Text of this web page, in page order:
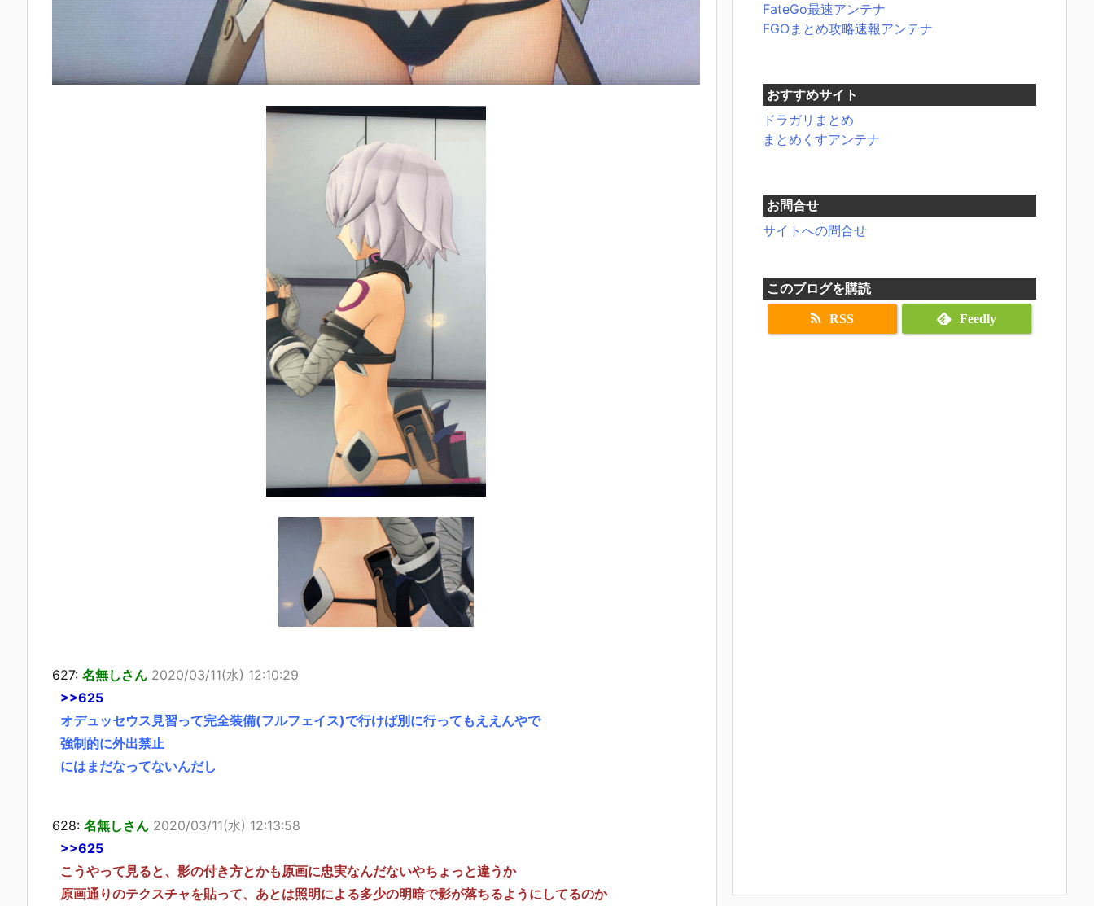
627: 名無しさん 2020/03/11(水) 12:10:29
>>625
オデュッセウス見習って完全装備(フルフェイス)で行けば別に行ってもええんやで
強制的に外出禁止
にはまだなってないんだし
628: 名無しさん 2020/03/11(水) 12:13:58
>>625
こうやって見ると、影の付き方とかも原画に忠実なんだないやちょっと違うか
原画通りのテクスチャを貼って、あとは照明による多少の明暗で影が落ちるようにしてるのか
FateGo最速アンテナ
FGOまとめ攻略速報アンテナ
おすすめサイト
ドラガリまとめ
まとめくすアンテナ
お問合せ
サイトへの問合せ
このブログを購読
RSS Feedly